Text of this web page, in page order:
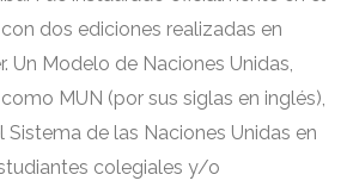
dos ediciones realizadas en
Un Modelo de Naciones Unidas,
MUN (por sus siglas en inglés),
Sistema de las Naciones Unidas en
colegiales y/o